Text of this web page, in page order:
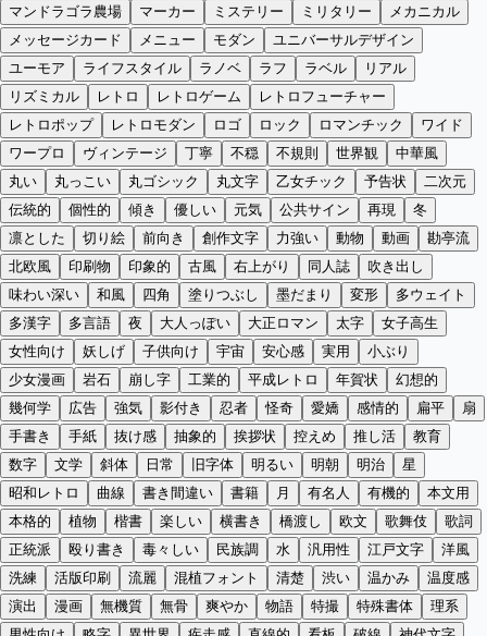
マンドラゴラ農場
マーカー ミステリー ミリタリー
メカニカル
メッセージカード
メニュー モダン
ユニバーサルデザイン
ユーモア
ライフスタイル ラノベ ラフ ラベル
リアル
リズミカル
レトロ レトロゲーム
レトロフューチャー
レトロポップ
レトロモダン ロゴ ロック ロマンチック
ワイド
ワープロ
ヴィンテージ 丁寧 不穏 不規則 世界観
中華風
丸い
丸っこい 丸ゴシック 丸文字 乙女チック 予告状
二次元
伝統的
個性的 傾き 優しい 元気 公共サイン 再現
冬
凛とした
切り絵 前向き 創作文字 力強い 動物 動画
勘亭流
北欧風
印刷物 印象的 古風 右上がり 同人誌
吹き出し
味わい深い
和風 四角 塗りつぶし 墨だまり 変形
多ウェイト
多漢字
多言語 夜 大人っぽい 大正ロマン 太字
女子高生
女性向け
妖しげ 子供向け 宇宙 安心感 実用
小ぶり
少女漫画
岩石 崩し字 工業的 平成レトロ 年賀状
幻想的
幾何学
広告 強気 影付き 忍者 怪奇 愛嬌 感情的 扁平
扇
手書き
手紙 抜け感 抽象的 挨拶状 控えめ 推し活
教育
数字
文学 斜体 日常 旧字体 明るい 明朝 明治
星
昭和レトロ
曲線 書き間違い 書籍 月 有名人 有機的
本文用
本格的
植物 楷書 楽しい 横書き 橋渡し 欧文 歌舞伎
歌詞
正統派
殴り書き 毒々しい 民族調 水 汎用性 江戸文字
洋風
洗練
活版印刷 流麗 混植フォント 清楚 渋い 温かみ
温度感
演出
漫画 無機質 無骨 爽やか 物語 特撮 特殊書体
理系